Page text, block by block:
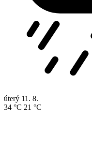
úterý 11. 8.
34 °C 21 °C